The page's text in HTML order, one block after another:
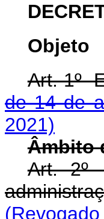
Objeto
Art. 1º
de 14 de
2021)
Âmbito
Art. 2º